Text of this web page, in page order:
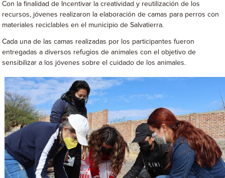
Con la finalidad de Incentivar la creatividad y reutilización de los
recursos, jóvenes realizaron la elaboración de camas para perros con
materiales reciclables en el municipio de Salvatierra.
Cada una de las camas realizadas por los participantes fueron
entregadas a diversos refugios de animales con el objetivo de
sensibilizar a los jóvenes sobre el cuidado de los animales.